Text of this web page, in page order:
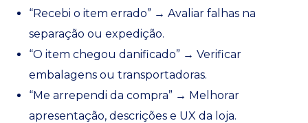
“Recebi o item errado” → Avaliar falhas na
separação ou expedição.
“O item chegou danificado” → Verificar
embalagens ou transportadoras.
“Me arrependi da compra” → Melhorar
apresentação, descrições e UX da loja.